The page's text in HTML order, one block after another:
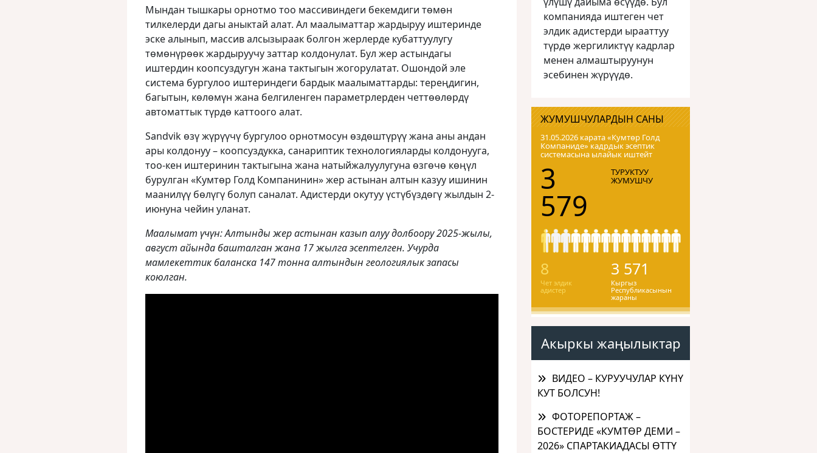
Мындан тышкары орнотмо тоо массивиндеги бекемдиги төмөн
тилкелерди дагы аныктай алат. Ал маалыматтар жардыруу иштеринде
эске алынып, массив алсызыраак болгон жерлерде кубаттуулугу
төмөнүрөөк жардыруучу заттар колдонулат. Бул жер астындагы
иштердин коопсуздугун жана тактыгын жогорулатат. Ошондой эле
система бургулоо иштериндеги бардык маалыматтарды: тереңдигин,
багытын, көлөмүн жана белгиленген параметрлерден четтөөлөрдү
автоматтык түрдө каттоого алат.
​Sandvik өзү жүрүүчү бургулоо орнотмосун өздөштүрүү жана аны андан
ары колдонуу – коопсуздукка, санариптик технологияларды колдонууга,
тоо-кен иштеринин тактыгына жана натыйжалуулугуна өзгөчө көңүл
бурулган «Кумтөр Голд Компанинин» жер астынан алтын казуу ишинин
маанилүү бөлүгү болуп саналат. Адистерди окутуу үстүбүздөгү жылдын 2-
июнуна чейин уланат.
​Маалымат үчүн: Алтынды жер астынан казып алуу долбоору 2025-жылы,
август айында башталган жана 17 жылга эсептелген. Учурда
мамлекеттик баланска 147 тонна алтындын геологиялык запасы
коюлган.
компанияда иштеген чет
элдик адистерди ырааттуу
түрдө жергиликтүү кадрлар
менен алмаштыруунун
эсебинен жүрүүдө.
ЖУМУШЧУЛАРДЫН САНЫ
31.05.2026 карата «Кумтɵр Голд
Компаниде» кадрдык эсептик
системасына ылайык иштейт
3
579
ТУРУКТУУ
ЖУМУШЧУ
8
Чет элдик
адистер
3 571
Кыргыз
Республикасынын
жараны
Акыркы жаңылыктар
ВИДЕО – КУРУУЧУЛАР КҮНҮ
КУТ БОЛСУН!
ФОТОРЕПОРТАЖ –
БОСТЕРИДЕ «КУМТӨР ДЕМИ –
2026» СПАРТАКИАДАСЫ ӨТТҮ